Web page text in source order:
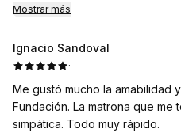
Mostrar más
Ignacio Sandoval
·
Me gustó mucho la amabilidad
Fundación. La matrona que me
simpática. Todo muy rápido.